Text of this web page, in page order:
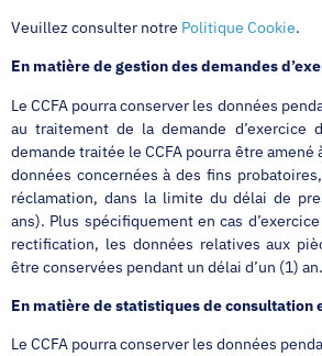
Veuillez consulter notre Politique Cookie.
En matière degestion des demandes
Le CCFA pourra conserver les données
au traitement de la demande d’exercice
demande traitée le CCFA pourra être amené
données concernées à des fins
réclamation, dans la limite du délai de
ans). Plus spécifiquement en cas
rectification, les données relatives aux
être conservées pendant un délai d’un (1) an.
En matière de statistiques de consultation
Le CCFA pourra conserver les données